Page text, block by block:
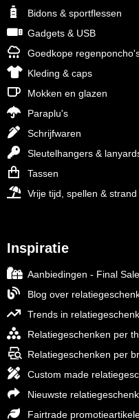
Bidons & sportflessen
Gadgets & USB
Goedkope
Kleding & caps
Mokken en glazen
Paraplu's
Schrijfwaren
Sleutelhangers &
Tassen
Vrije tijd, spellen & strand
Inspiratie
Aanbiedingen - Final
Blog over
Trends in
Relatiegeschenken per
Relatiegeschenken per
Custom made
Nieuwste
Fairtrade